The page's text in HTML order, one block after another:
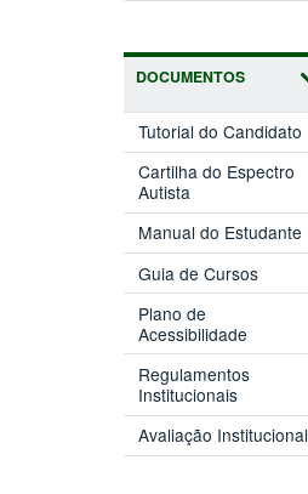
DOCUMENTOS
Tutorial do Candidato
Cartilha do Espectro
Autista
Manual do Estudante
Guia de Cursos
Plano de
Acessibilidade
Regulamentos
Institucionais
Avaliação Institucional